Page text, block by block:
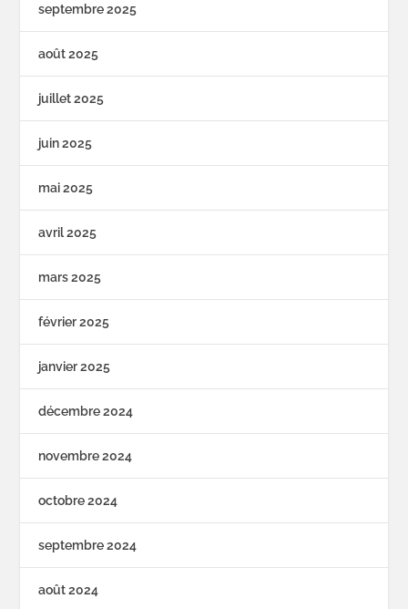
septembre 2025
août 2025
juillet 2025
juin 2025
mai 2025
avril 2025
mars 2025
février 2025
janvier 2025
décembre 2024
novembre 2024
octobre 2024
septembre 2024
août 2024